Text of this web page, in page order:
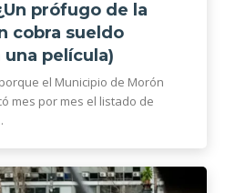
prófugo de la
cobra sueldo
película)
el Municipio de Morón
mes por mes el listado de